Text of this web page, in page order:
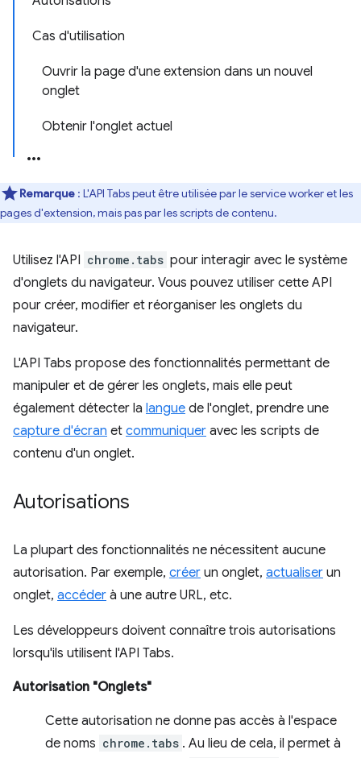
Cas d'utilisation
Ouvrir la page d'une extension dans un nouvel
onglet
Obtenir l'onglet actuel
Remarque : L'API Tabs peut être utilisée par le service worker et les
pages d'extension, mais pas par les scripts de contenu.
Utilisez l'API chrome.tabs pour interagir avec le système
d'onglets du navigateur. Vous pouvez utiliser cette API
pour créer, modifier et réorganiser les onglets du
navigateur.
L'API Tabs propose des fonctionnalités permettant de
manipuler et de gérer les onglets, mais elle peut
également détecter la langue de l'onglet, prendre une
capture d'écran et communiquer avec les scripts de
contenu d'un onglet.
Autorisations
La plupart des fonctionnalités ne nécessitent aucune
autorisation. Par exemple, créer un onglet, actualiser un
onglet, accéder à une autre URL, etc.
Les développeurs doivent connaître trois autorisations
lorsqu'ils utilisent l'API Tabs.
Autorisation "Onglets"
Cette autorisation ne donne pas accès à l'espace
de noms chrome.tabs . Au lieu de cela, il permet à